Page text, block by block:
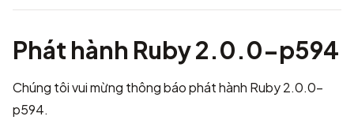
Phát hành Ruby 2.0.0-p594
Chúng tôi vui mừng thông báo phát hành Ruby 2.0.0-
p594.